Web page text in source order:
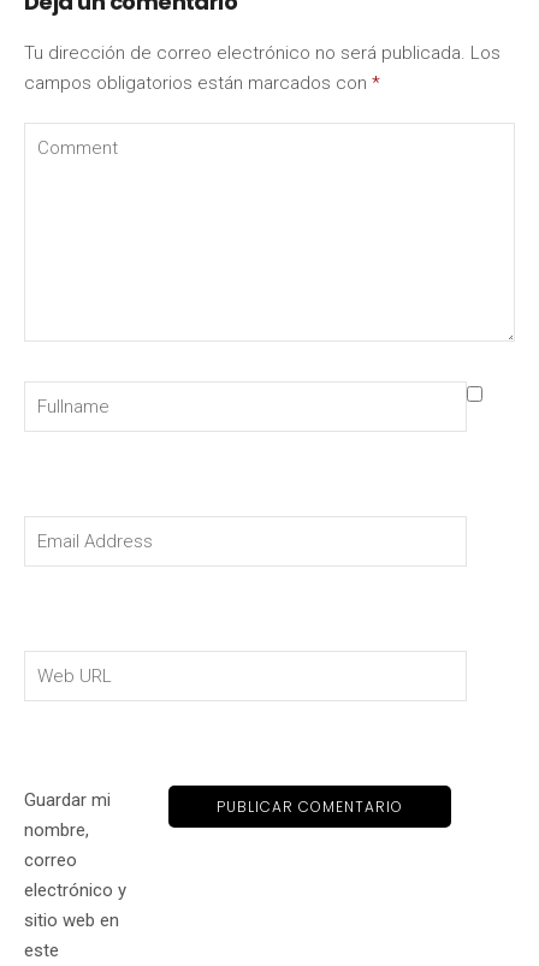
Tu dirección de correo electrónico no será publicada. Los
campos obligatorios están marcados con *
Guardar mi
nombre,
correo
electrónico y
sitio web en
este